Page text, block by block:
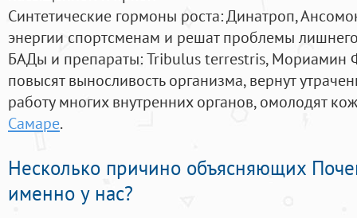
Синтетические гормоны роста: Динатроп,
энергии спортсменам и решат проблемы
БАДы и препараты:Tribulus terrestris, Мориамин
повысят выносливость организма, вернут
работу многих внутренних органов, омолодят
Самаре.
Несколько причино объясняющих
именно у нас?